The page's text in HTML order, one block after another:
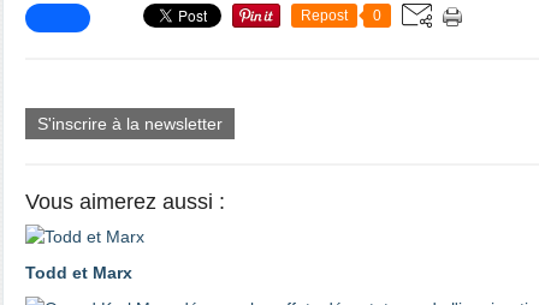
Repost 0
S'inscrire à la newsletter
Vous aimerez aussi :
Todd et Marx